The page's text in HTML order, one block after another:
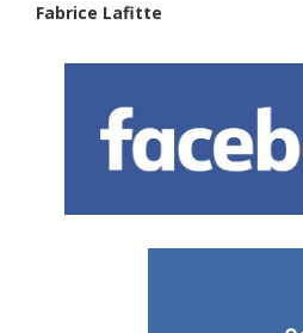
Fabrice Lafitte